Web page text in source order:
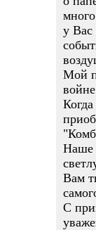
много
у Вас
Мой
Наше
Вам
С